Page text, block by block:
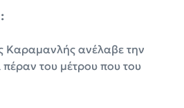
Καραμανλής ανέλαβε την
πέραν του μέτρου που του